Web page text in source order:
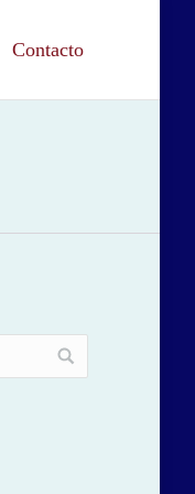
Contacto